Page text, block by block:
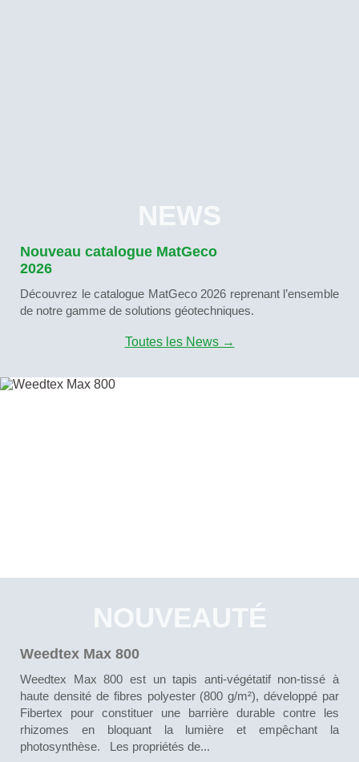
NEWS
Nouveau catalogue MatGeco
2026
Découvrez le catalogue MatGeco 2026 reprenant l’ensemble
de notre gamme de solutions géotechniques.
Toutes les News →
NOUVEAUTÉ
Weedtex Max 800
Weedtex Max 800 est un tapis anti-végétatif non-tissé à
haute densité de fibres polyester (800 g/m²), développé par
Fibertex pour constituer une barrière durable contre les
rhizomes en bloquant la lumière et empêchant la
photosynthèse. Les propriétés de...